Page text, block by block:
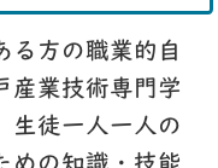
方の職業的自
産業技術専門学
生徒一人一人の